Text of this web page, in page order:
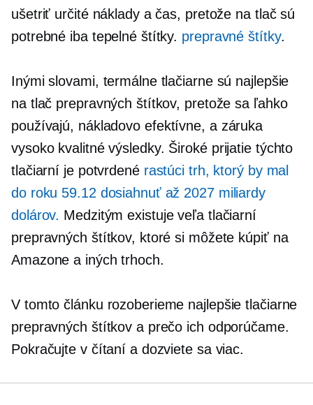
ušetriť určité náklady a čas, pretože na tlač sú
potrebné iba tepelné štítky. prepravné štítky.
Inými slovami, termálne tlačiarne sú najlepšie
na tlač prepravných štítkov, pretože sa ľahko
používajú, nákladovo efektívne, a záruka
vysoko kvalitnévýsledky. Široké prijatie týchto
tlačiarní je potvrdené rastúci trh, ktorý by mal
do roku 59.12 dosiahnuť až 2027 miliardy
dolárov. Medzitým existuje veľa tlačiarní
prepravných štítkov, ktoré si môžete kúpiť na
Amazone a iných trhoch.
V tomto článku rozoberieme najlepšie tlačiarne
prepravných štítkov a prečo ich odporúčame.
Pokračujte v čítaní a dozviete sa viac.